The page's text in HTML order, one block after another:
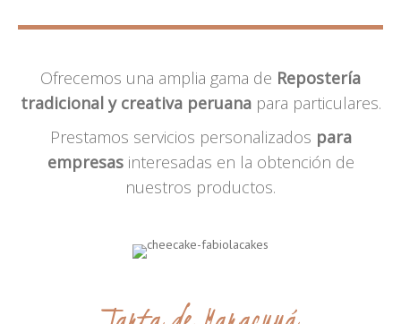
Ofrecemos una amplia gama de Repostería
tradicional y creativa peruanapara particulares.
Prestamos servicios personalizados para
empresasinteresadas en la obtención de
nuestros productos.